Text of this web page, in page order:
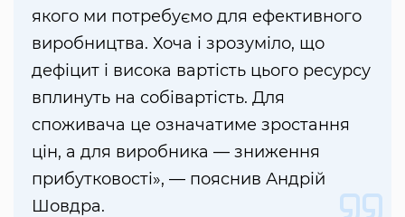
якого ми потребуємо для ефективного
виробництва. Хоча і зрозуміло, що
дефіцит і висока вартість цього ресурсу
вплинуть на собівартість. Для
споживача це означатиме зростання
цін, а для виробника — зниження
прибутковості», — пояснив Андрій
Шовдра.